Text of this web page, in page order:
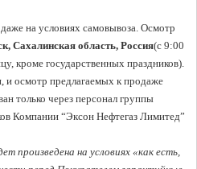
на условиях самовывоза. Осмотр
Сахалинская область, Россия(с 9:00
кроме государственных праздников).
и осмотр предлагаемых к продаже
только через персонал группы
Компании “Эксон Нефтегаз Лимитед”
произведена на условиях «как есть,